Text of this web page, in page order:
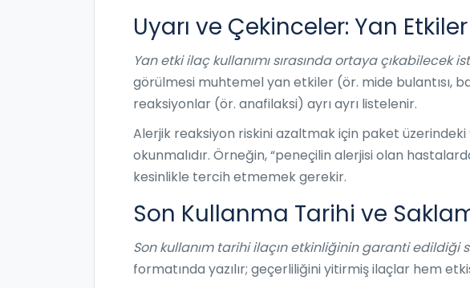
Uyarı ve Çekinceler: Yan Etkiler
Yan etki ilaç kullanımı sırasında ortaya çıkabilecek
görülmesi muhtemel yan etkiler (ör. mide bulantısı,
reaksiyonlar (ör. anafilaksi) ayrı ayrı listelenir.
Alerjik reaksiyon riskini azaltmak için paket üzerindeki
okunmalıdır. Örneğin, “peneçilin alerjisi olan
kesinlikle tercih etmemek gerekir.
Son Kullanma Tarihi ve
Son kullanım tarihi ilaçın etkinliğinin garanti edildiği
formatında yazılır; geçerliliğini yitirmiş ilaçlar hem